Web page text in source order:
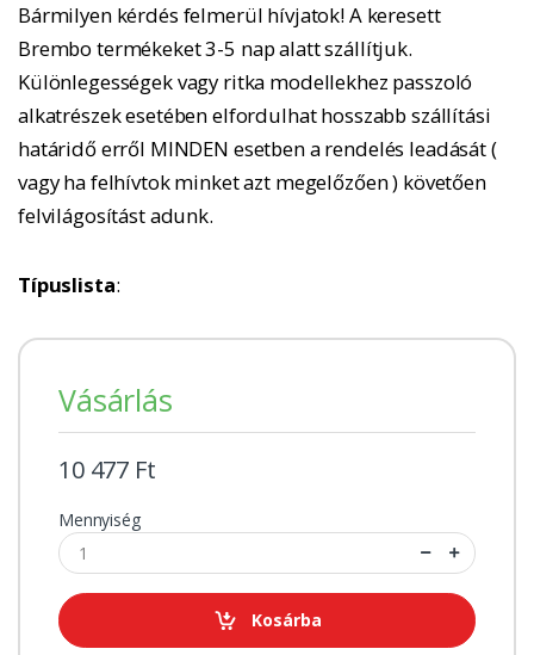
Bármilyen kérdés felmerül hívjatok! A keresett
Brembo termékeket 3-5 nap alatt szállítjuk.
Különlegességek vagy ritka modellekhez passzoló
alkatrészek esetében elfordulhat hosszabb szállítási
határidő erről MINDEN esetben a rendelés leadását (
vagy ha felhívtok minket azt megelőzően ) követően
felvilágosítást adunk.
Típuslista:
Vásárlás
10 477 Ft
Mennyiség
Kosárba